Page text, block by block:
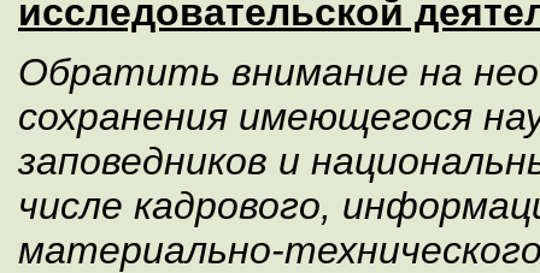
исследовательской
Обратить внимание на
сохранения имеющегося
заповедников и
числе кадрового,
материально-